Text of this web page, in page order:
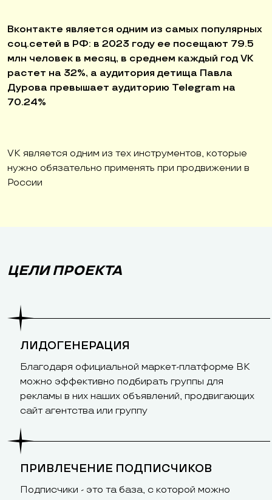
Вконтакте является одним из самых популярных
соц.сетей в РФ: в 2023 году ее посещают 79.5
млн человек в месяц, в среднем каждый год VK
растет на 32%, а аудитория детища Павла
Дурова превышает аудиторию Telegram на
70.24%
VK является одним из тех инструментов, которые
нужно обязательно применять при продвижении в
России
ЦЕЛИ ПРОЕКТА
ЛИДОГЕНЕРАЦИЯ
Благодаря официальной маркет-платформе ВК
можно эффективно подбирать группы для
рекламы в них наших объявлений, продвигающих
сайт агентства или группу
ПРИВЛЕЧЕНИЕ ПОДПИСЧИКОВ
Подписчики - это та база, с которой можно